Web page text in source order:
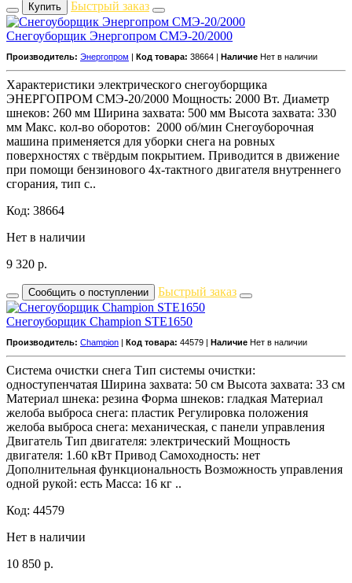
Купить Быстрый заказ
Снегоуборщик Энергопром СМЭ-20/2000
Производитель: Энергопром | Код товара: 38664 | Наличие Нет в наличии
Характеристики электрического снегоуборщика
ЭНЕРГОПРОМ СМЭ-20/2000 Мощность: 2000 Вт. Диаметр
шнеков: 260 мм Ширина захвата: 500 мм Высота захвата: 330
мм Макс. кол-во оборотов: 2000 об/мин Снегоуборочная
машина применяется для уборки снега на ровных
поверхностях с твёрдым покрытием. Приводится в движение
при помощи бензинового 4х-тактного двигателя внутреннего
сгорания, тип с..
Код: 38664
Нет в наличии
9 320 р.
Сообщить о поступлении Быстрый заказ
Снегоуборщик Champion STE1650
Производитель: Champion | Код товара: 44579 | Наличие Нет в наличии
Система очистки снега Тип системы очистки:
одноступенчатая Ширина захвата: 50 см Высота захвата: 33 см
Материал шнека: резина Форма шнеков: гладкая Материал
желоба выброса снега: пластик Регулировка положения
желоба выброса снега: механическая, с панели управления
Двигатель Тип двигателя: электрический Мощность
двигателя: 1.60 кВт Привод Самоходность: нет
Дополнительная функциональность Возможность управления
одной рукой: есть Масса: 16 кг ..
Код: 44579
Нет в наличии
10 850 р.